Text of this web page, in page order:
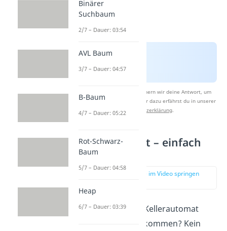
Nach Beantwortung speichern wir deine Antwort, um
Studyflix zu verbessern. Mehr dazu erfährst du in unserer
Datenschutzerklärung
Kellerautomat – einfach
erklärt
zur Stelle im Video springen
Du möchtest den Kellerautomat
einfach erklärt bekommen? Kein
Binärer
Suchbaum
2/7 – Dauer: 03:54
AVL Baum
3/7 – Dauer: 04:57
B-Baum
4/7 – Dauer: 05:22
Rot-Schwarz-
Baum
5/7 – Dauer: 04:58
Heap
6/7 – Dauer: 03:39